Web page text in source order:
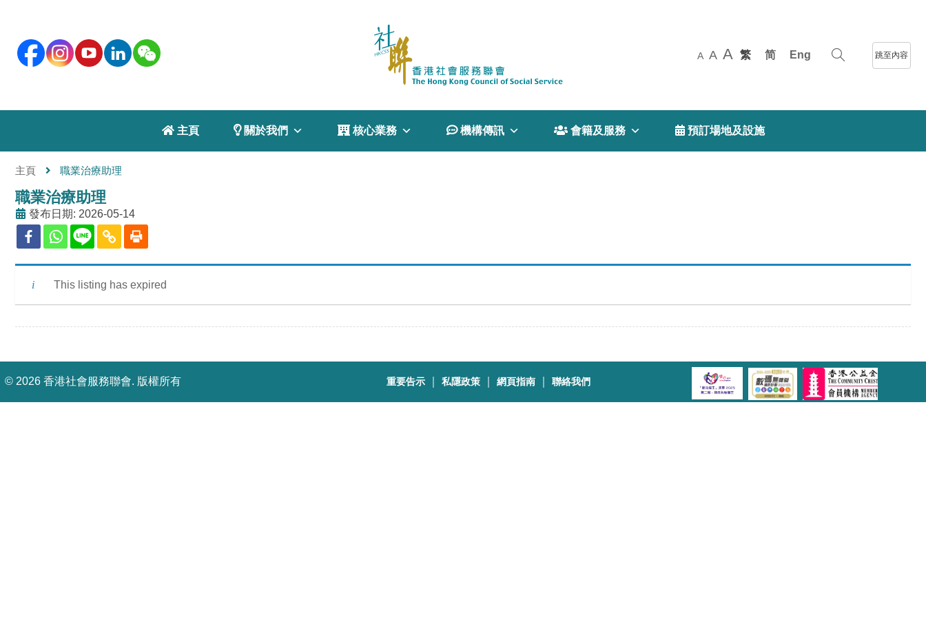
A A A 繁 简 Eng 跳至內容
 主頁  關於我們  核心業務  機構傳訊  會籍及服務  預訂場地及設施
主頁 職業治療助理
職業治療助理
發布日期: 2026-05-14
This listing has expired
© 2026 香港社會服務聯會. 版權所有 重要告示 ｜私隱政策 ｜網頁指南 ｜聯絡我們